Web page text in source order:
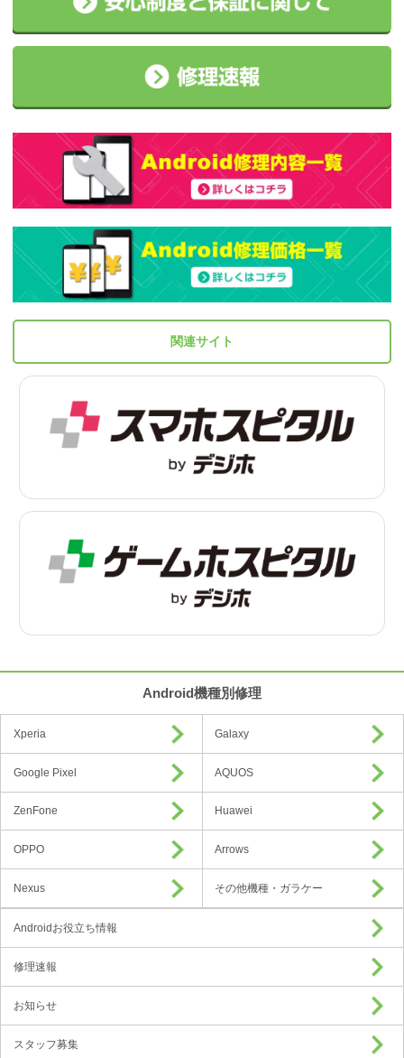
関連サイト
Android機種別修理
Xperia Galaxy
Google Pixel AQUOS
ZenFone Huawei
OPPO Arrows
Nexus その他機種・ガラケー
Androidお役立ち情報
修理速報
お知らせ
スタッフ募集